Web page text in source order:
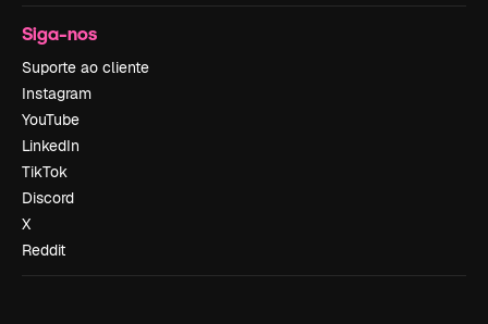
Siga-nos
Suporte ao cliente
Instagram
YouTube
LinkedIn
TikTok
Discord
X
Reddit